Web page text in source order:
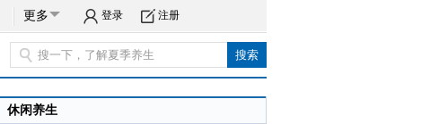
更多 登录 注册
休闲养生